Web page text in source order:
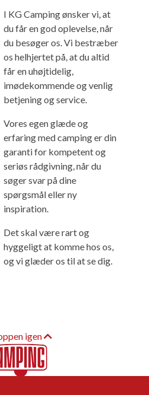
I KG Camping ønsker vi, at
du får en god oplevelse, når
du besøger os. Vi bestræber
os helhjertet på, at du altid
får en uhøjtidelig,
imødekommende og venlig
betjening og service.
Vores egen glæde og
erfaring med camping er din
garanti for kompetent og
seriøs rådgivning, når du
søger svar på dine
spørgsmål eller ny
inspiration.
Det skal være rart og
hyggeligt at komme hos os,
og vi glæder os til at se dig.
igen